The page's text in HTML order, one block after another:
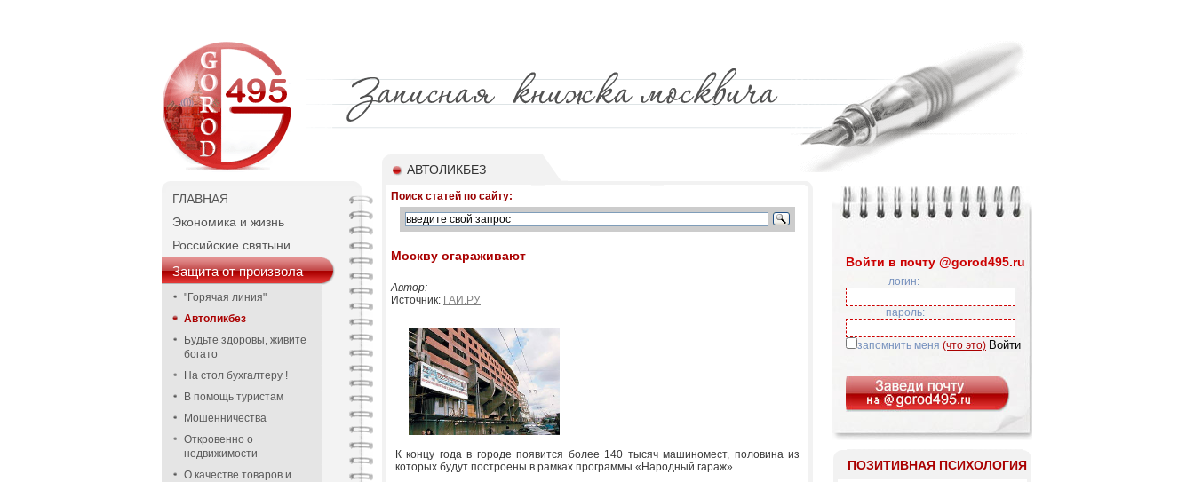
ГЛАВНАЯ
Экономика и жизнь
Российские святыни
Защита от произвола
"Горячая линия"
Автоликбез
Будьте здоровы, живите
богато
На стол бухгалтеру !
В помощь туристам
Мошенничества
Откровенно о
недвижимости
О качестве товаров и
АВТОЛИКБЕЗ
Поиск статей по сайту:
Москву огараживают
Автор:
Источник: ГАИ.РУ
К концу года в городе появится более 140 тысяч машиномест, половина из
которых будут построены в рамках программы «Народный гараж».
Войти в почту @gorod495.ru
логин:
пароль:
запомнить меня (что это)
ПОЗИТИВНАЯ ПСИХОЛОГИЯ